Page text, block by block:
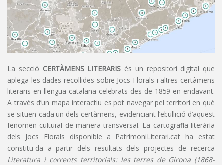
La secció CERTÀMENS LITERARIS és un repositori digital que
aplega les dades recollides sobre Jocs Florals i altres certàmens
literaris en llengua catalana celebrats des de 1859 en endavant.
A través d’un mapa interactiu es pot navegar pel territori en què
se situen cada un dels certàmens, evidenciant l’ebullició d’aquest
fenomen cultural de manera transversal. La cartografia literària
dels Jocs Florals disponible a PatrimoniLiterari.cat ha estat
constituïda a partir dels resultats dels projectes de recerca
Literatura i corrents territorials: les terres de Girona (1868-